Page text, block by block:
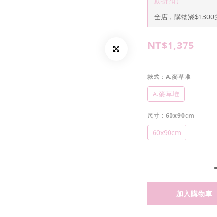
全店，購物滿$1300
NT$1,375
款式 : A.麥草堆
A.麥草堆
尺寸 : 60x90cm
60x90cm
加入購物車